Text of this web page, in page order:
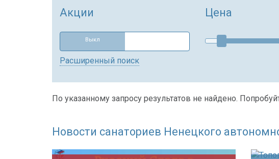
Акции
Выкл
Цена
Расширенный поиск
По указанному запросу результатов не найдено.
Новости санаториев Ненецкого